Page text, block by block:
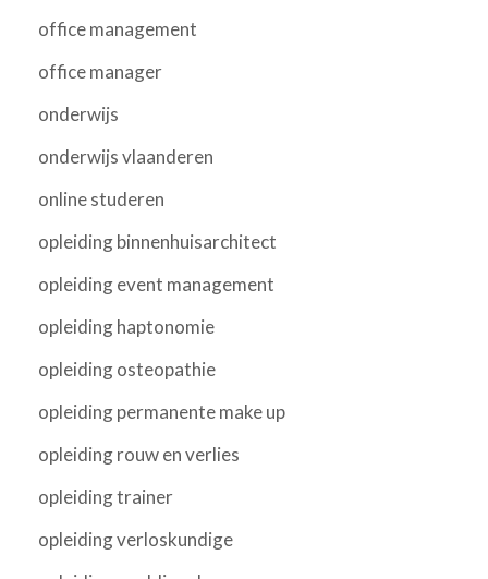
office management
office manager
onderwijs
onderwijs vlaanderen
online studeren
opleiding binnenhuisarchitect
opleiding event management
opleiding haptonomie
opleiding osteopathie
opleiding permanente make up
opleiding rouw en verlies
opleiding trainer
opleiding verloskundige